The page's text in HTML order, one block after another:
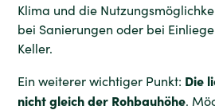
Klima und die
bei Sanierungen oder bei
Keller.
Ein weiterer wichtiger Punkt: Die
nicht gleich der Rohbauhöhe.